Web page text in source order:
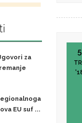
za
EU suf ...
5